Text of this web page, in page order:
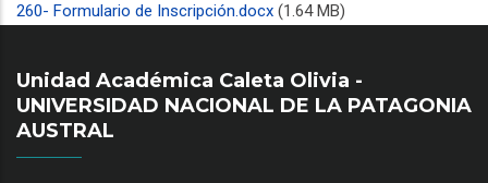
260- Formulario de Inscripción.docx (1.64 MB)
Unidad Académica Caleta Olivia -
UNIVERSIDAD NACIONAL DE LA PATAGONIA
AUSTRAL